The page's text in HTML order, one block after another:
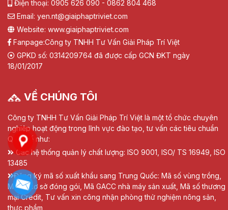
Điện thoại: 0905 626 090 - 0862 804 468
Email: yen.nt@giaiphaptriviet.com
Website: www.giaiphaptriviet.com
Fanpage:Công ty TNHH Tư Vấn Giải Pháp Trí Việt
GPKD số: 0314209764 đã được cấp GCN ĐKT ngày
18/01/2017
VỀ CHÚNG TÔI
Công ty TNHH Tư Vấn Giải Pháp Trí Việt là một tổ chức chuyên
nghiệp hoạt động trong lĩnh vực đào tạo, tư vấn các tiêu chuẩn
Quốc tế như:
Các hệ thống quản lý chất lượng: ISO 9001, ISO/ TS 16949, ISO
13485
Đăng ký mã số xuất khẩu sang Trung Quốc: Mã số vùng trồng,
Mã số cơ sở đóng gói, Mã GACC nhà máy sản xuất, Mã số thương
mại Credit, Tư vấn xin công nhận phòng thử nghiệm nông sản,
thực phẩm